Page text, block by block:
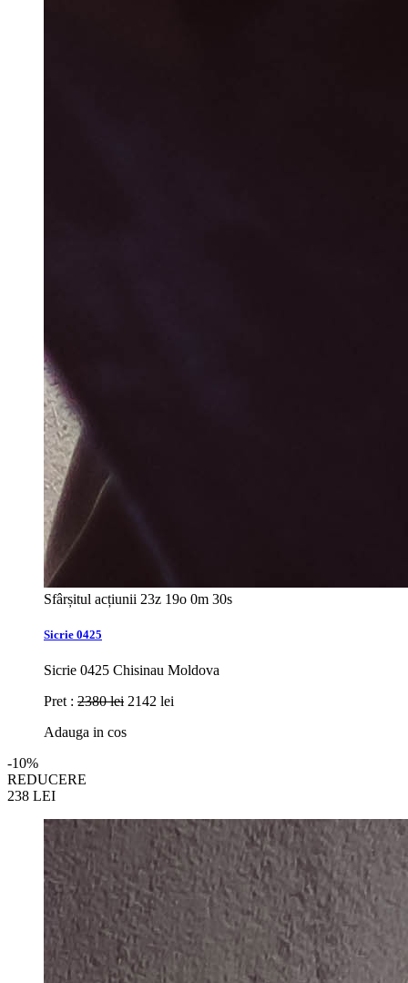
Sfârșitul acțiunii 23z 19o 0m 28s
Sicrie 0425
Sicrie 0425 Chisinau Moldova
Pret : 2380 lei 2142 lei
Adauga in cos
-10%
REDUCERE
238 LEI